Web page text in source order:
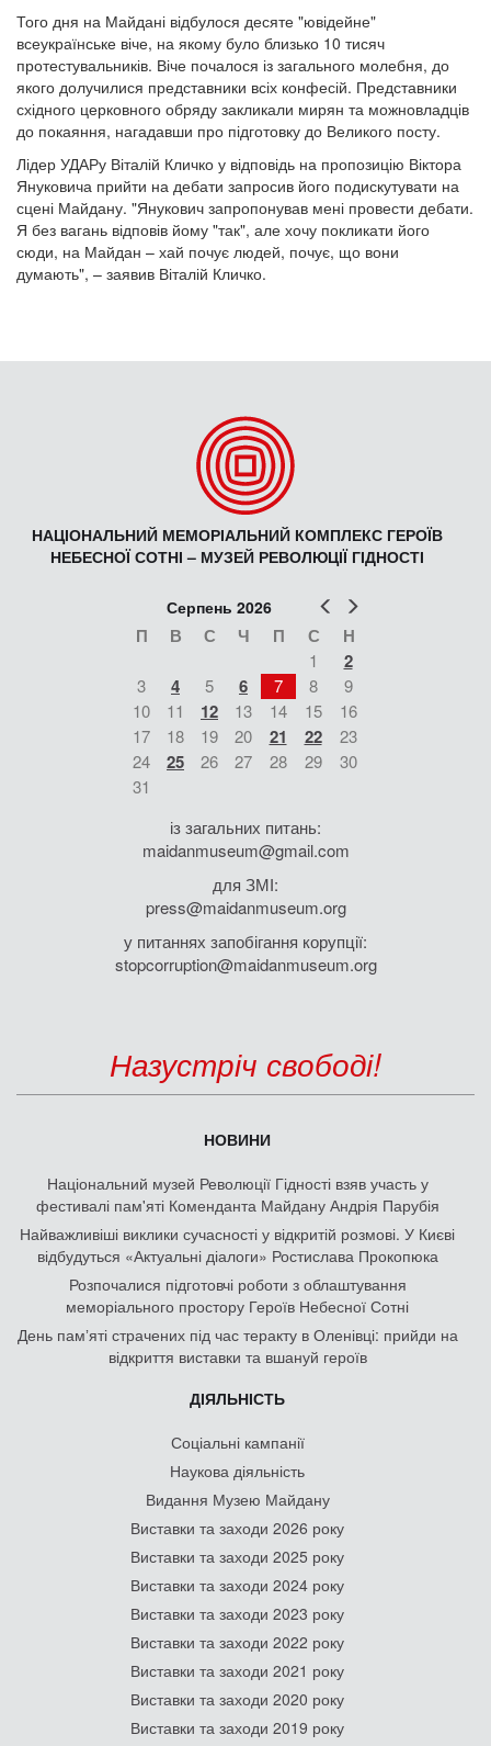
Того дня на Майдані відбулося десяте "ювідейне"
всеукраїнське віче, на якому було близько 10 тисяч
протестувальників. Віче почалося із загального молебня, до
якого долучилися представники всіх конфесій. Представники
східного церковного обряду закликали мирян та можновладців
до покаяння, нагадавши про підготовку до Великого посту.
Лідер УДАРу Віталій Кличко у відповідь на пропозицію Віктора
Януковича прийти на дебати запросив його подискутувати на
сцені Майдану. "Янукович запропонував мені провести дебати.
Я без вагань відповів йому "так", але хочу покликати його
сюди, на Майдан – хай почує людей, почує, що вони
думають", – заявив Віталій Кличко.
НАЦІОНАЛЬНИЙ МЕМОРІАЛЬНИЙ КОМПЛЕКС ГЕРОЇВ
НЕБЕСНОЇ СОТНІ – МУЗЕЙ РЕВОЛЮЦІЇ ГІДНОСТІ
Попер
Серпень 2026
П В С Ч П С Н
1 2
3 4 5 6 7 8
9
10
11 12 13 14 15
16
17
18 19 20 21 22
23
24
25 26 27 28 29
30
31
із загальних питань:
maidanmuseum@gmail.com
для ЗМІ:
press@maidanmuseum.org
у питаннях запобігання корупції:
stopcorruption@maidanmuseum.org
Назустріч свободі!
НОВИНИ
Національний музей Революції Гідності взяв участь у
фестивалі пам'яті Коменданта Майдану Андрія Парубія
Найважливіші виклики сучасності у відкритій розмові. У Києві
відбудуться «Актуальні діалоги» Ростислава Прокопюка
Розпочалися підготовчі роботи з облаштування
меморіального простору Героїв Небесної Сотні
День памʼяті страчених під час теракту в Оленівці: прийди на
відкриття виставки та вшануй героїв
ДІЯЛЬНІСТЬ
Соціальні кампанії
Наукова діяльність
Видання Музею Майдану
Виставки та заходи 2026 року
Виставки та заходи 2025 року
Виставки та заходи 2024 року
Виставки та заходи 2023 року
Виставки та заходи 2022 року
Виставки та заходи 2021 року
Виставки та заходи 2020 року
Виставки та заходи 2019 року